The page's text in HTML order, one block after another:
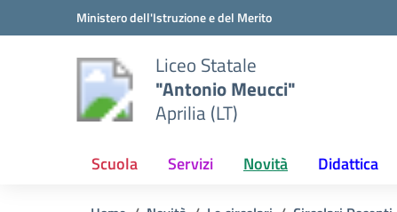
Vai ai contenuti
Vai al menu di navigazioneMinistero dell'Istruzione e del Merito
Liceo Statale
"Antonio Meucci"
Aprilia (LT)
Scuola Servizi Novità Didattica